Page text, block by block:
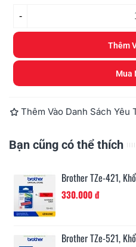
-
Thêm
Mua
Thêm Vào Danh Sách Yêu
Bạn cũng có thể thích
Brother TZe-421,
330.000 đ
Brother TZe-521,